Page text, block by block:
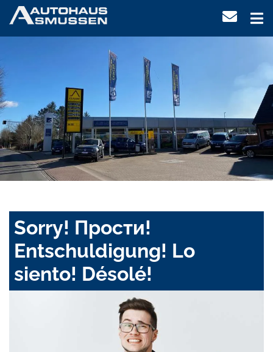
Sorry! Прости!
Entschuldigung! Lo
siento! Désolé!